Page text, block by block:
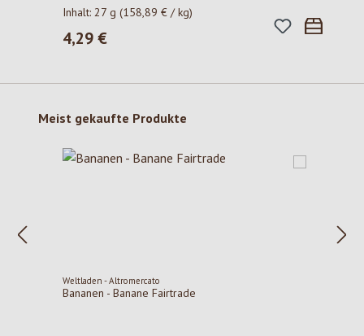
Inhalt:27 g(158,89 € / kg)
Regulärer Preis:
4,29 €
Produktgalerie überspringen
Meist gekaufte Produkte
Weltladen - Altromercato
Bananen - Banane Fairtrade